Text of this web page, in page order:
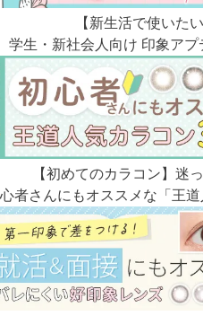
【新生活で使いたい
学生・新社会人向け 印象ア
【初めてのカラコン】迷
者さんにもオススメな「王